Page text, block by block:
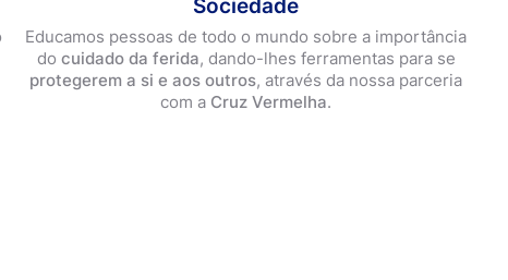
Sociedade
Educamos pessoas de todo o mundo sobre a importância
do cuidado da ferida, dando-lhes ferramentas para se
protegerem a si e aos outros, através da nossa parceria
com a Cruz Vermelha.